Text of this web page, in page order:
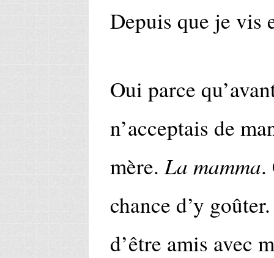
Depuis que je vis
Oui parce
n’acceptais de
mère.La mamma.
chance d’y
d’être amis avec